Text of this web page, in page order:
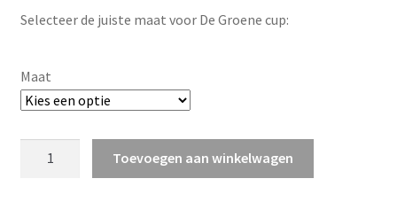
Selecteer de juiste maat voor De Groene cup:
Maat
Toevoegen aan winkelwagen